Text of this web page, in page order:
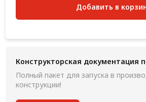
Добавить в
Конструкторская документация
Полный пакет для запуска в
конструкции!